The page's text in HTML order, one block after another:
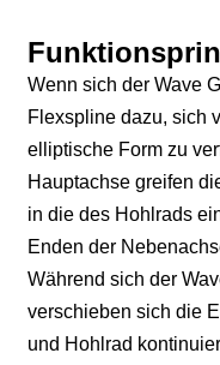
Wenn sich der Wave
Flexspline dazu, sich
elliptische Form zu
Hauptachse greifen
in die des Hohlrads
Enden der
Während sich der
verschieben sich die
und Hohlrad